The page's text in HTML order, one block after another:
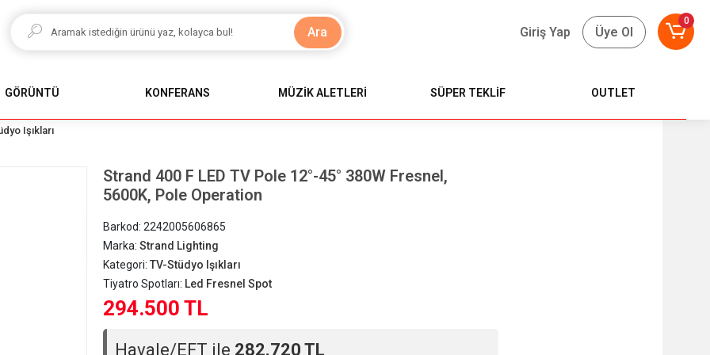
Ara Giriş Yap Üye Ol
0
GÖRÜNTÜ KONFERANS MÜZİK ALETLERİ SÜPER TEKLİF OUTLET
Işıkları
Strand 400 F LED TV Pole 12°-45° 380W Fresnel,
5600K, Pole Operation
Barkod:2242005606865
Marka:Strand Lighting
Kategori:TV-Stüdyo Işıkları
Tiyatro Spotları: Led Fresnel Spot
294.500 TL
Havale/EFT ile 282.720 TL